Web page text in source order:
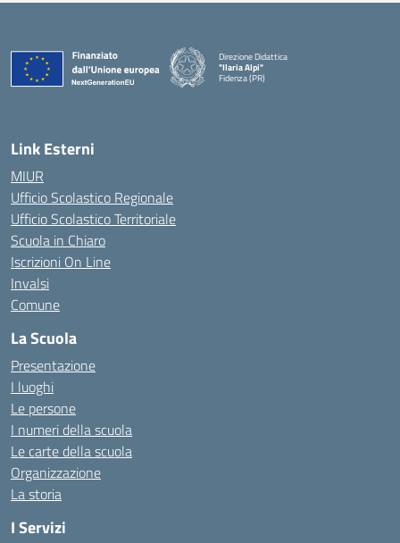
Direzione Didattica
"Ilaria Alpi"
Fidenza (PR)
Link Esterni
MIUR
Ufficio Scolastico Regionale
Ufficio Scolastico Territoriale
Scuola in Chiaro
Iscrizioni On Line
Invalsi
Comune
La Scuola
Presentazione
I luoghi
Le persone
I numeri della scuola
Le carte della scuola
Organizzazione
La storia
I Servizi